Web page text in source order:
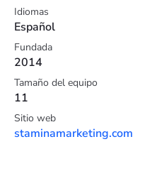
Idiomas
Español
Fundada
2014
Tamaño del equipo
11
Sitio web
staminamarketing.com